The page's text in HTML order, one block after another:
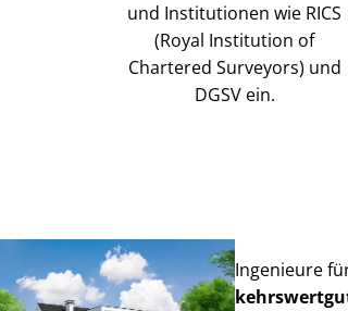
und Institutionen wie RICS
(Royal Institution of
Chartered Surveyors) und
DGSV ein.
Ingenieure